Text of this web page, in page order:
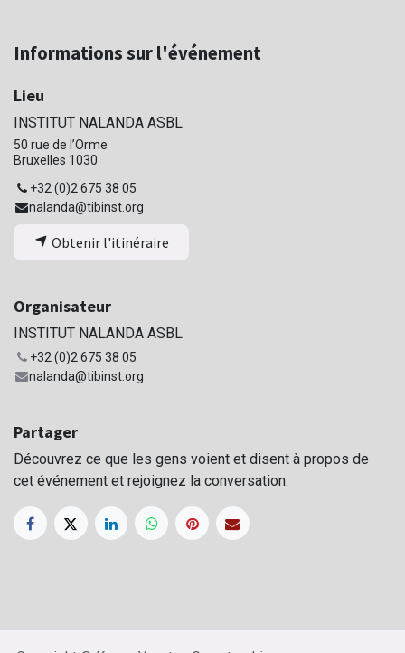
Informations sur l'événement
Lieu
INSTITUT NALANDA ASBL
50 rue de l’Orme
Bruxelles 1030
+32 (0)2 675 38 05
nalanda@tibinst.org
Obtenir l'itinéraire
Organisateur
INSTITUT NALANDA ASBL
+32 (0)2 675 38 05
nalanda@tibinst.org
Partager
Découvrez ce que les gens voient et disent à propos de
cet événement et rejoignez la conversation.